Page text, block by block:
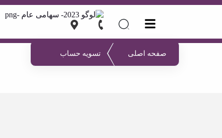
صفحه اصلی تسویه حساب